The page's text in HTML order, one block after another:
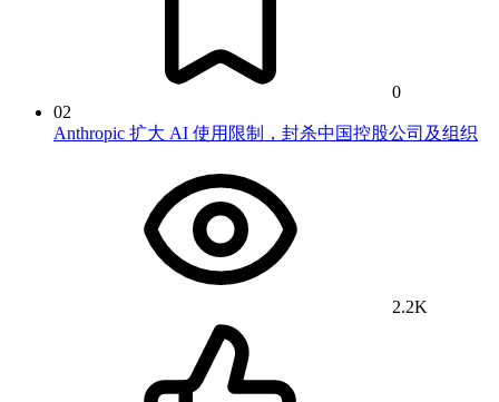
0
02
Anthropic 扩大 AI 使用限制，封杀中国控股公司及组织
2.2K